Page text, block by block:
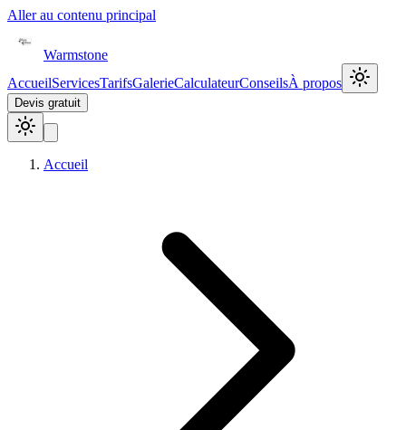
Aller au contenu principal
Warmstone
AccueilServicesTarifsGalerieCalculateurConseilsÀ propos
Devis gratuit
Accueil